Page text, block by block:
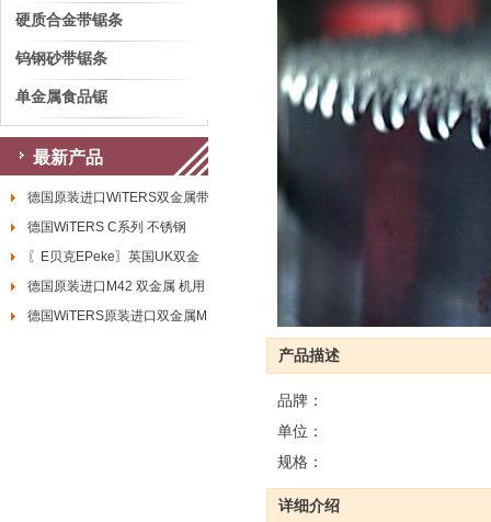
硬质合金带锯条
钨钢砂带锯条
单金属食品锯
最新产品
德国原装进口WiTERS双金属带
德国WiTERS C系列 不锈钢
〖E贝克EPeke〗英国UK双金
德国原装进口M42 双金属 机用
德国WiTERS原装进口双金属M
产品描述
品牌：
单位：
规格：
详细介绍